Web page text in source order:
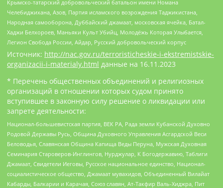
Крымско-татарский добровольческий батальон имени Номана
Челебиджихана, Азов, Партия исламского возрождения Таджикистана,
Народная самооборона, Дуббайский джамаат, московская ячейка, Батал-
Хаджи Белхороев, Маньяки Культ Убийц, Молодёжь Которая Улыбается,
Легион Свобода России, Айдар, Русский добровольческий корпус
Источник: http://nac.gov.ru/terroristicheskie-i-ekstremistskie-
organizacii-i-materialy.html данные на 16.11.2023
* Перечень общественных объединений и религиозных
организаций в отношении которых судом принято
вступившее в законную силу решение о ликвидации или
запрете деятельности:
Национал-большевистская партия, ВЕК РА, Рада земли Кубанской Духовно
Родовой Державы Русь, Община Духовного Управления Асгардской Веси
Беловодья, Славянская Община Капища Веды Перуна, Мужская Духовная
Семинария Староверов-Инглингов, Нурджулар, К Богодержавию, Таблиги
Джамаат, Свидетели Иеговы, Русское национальное единство, Национал-
социалистическое общество, Джамаат мувахидов, Объединенный Вилайат
Кабарды, Балкарии и Карачая, Союз славян, Ат-Такфир Валь-Хиджра, Пит